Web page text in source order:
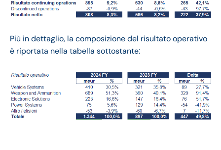
Più in dettaglio, la composizione del risultato operativo
è riportata nella tabella sottostante: